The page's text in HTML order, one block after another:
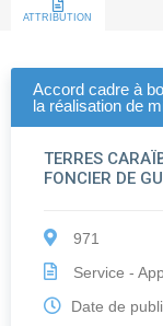
ATTRIBUTION
Accord cadre à
la réalisation de
TERRES
FONCIER DE
971
Service -
Date de